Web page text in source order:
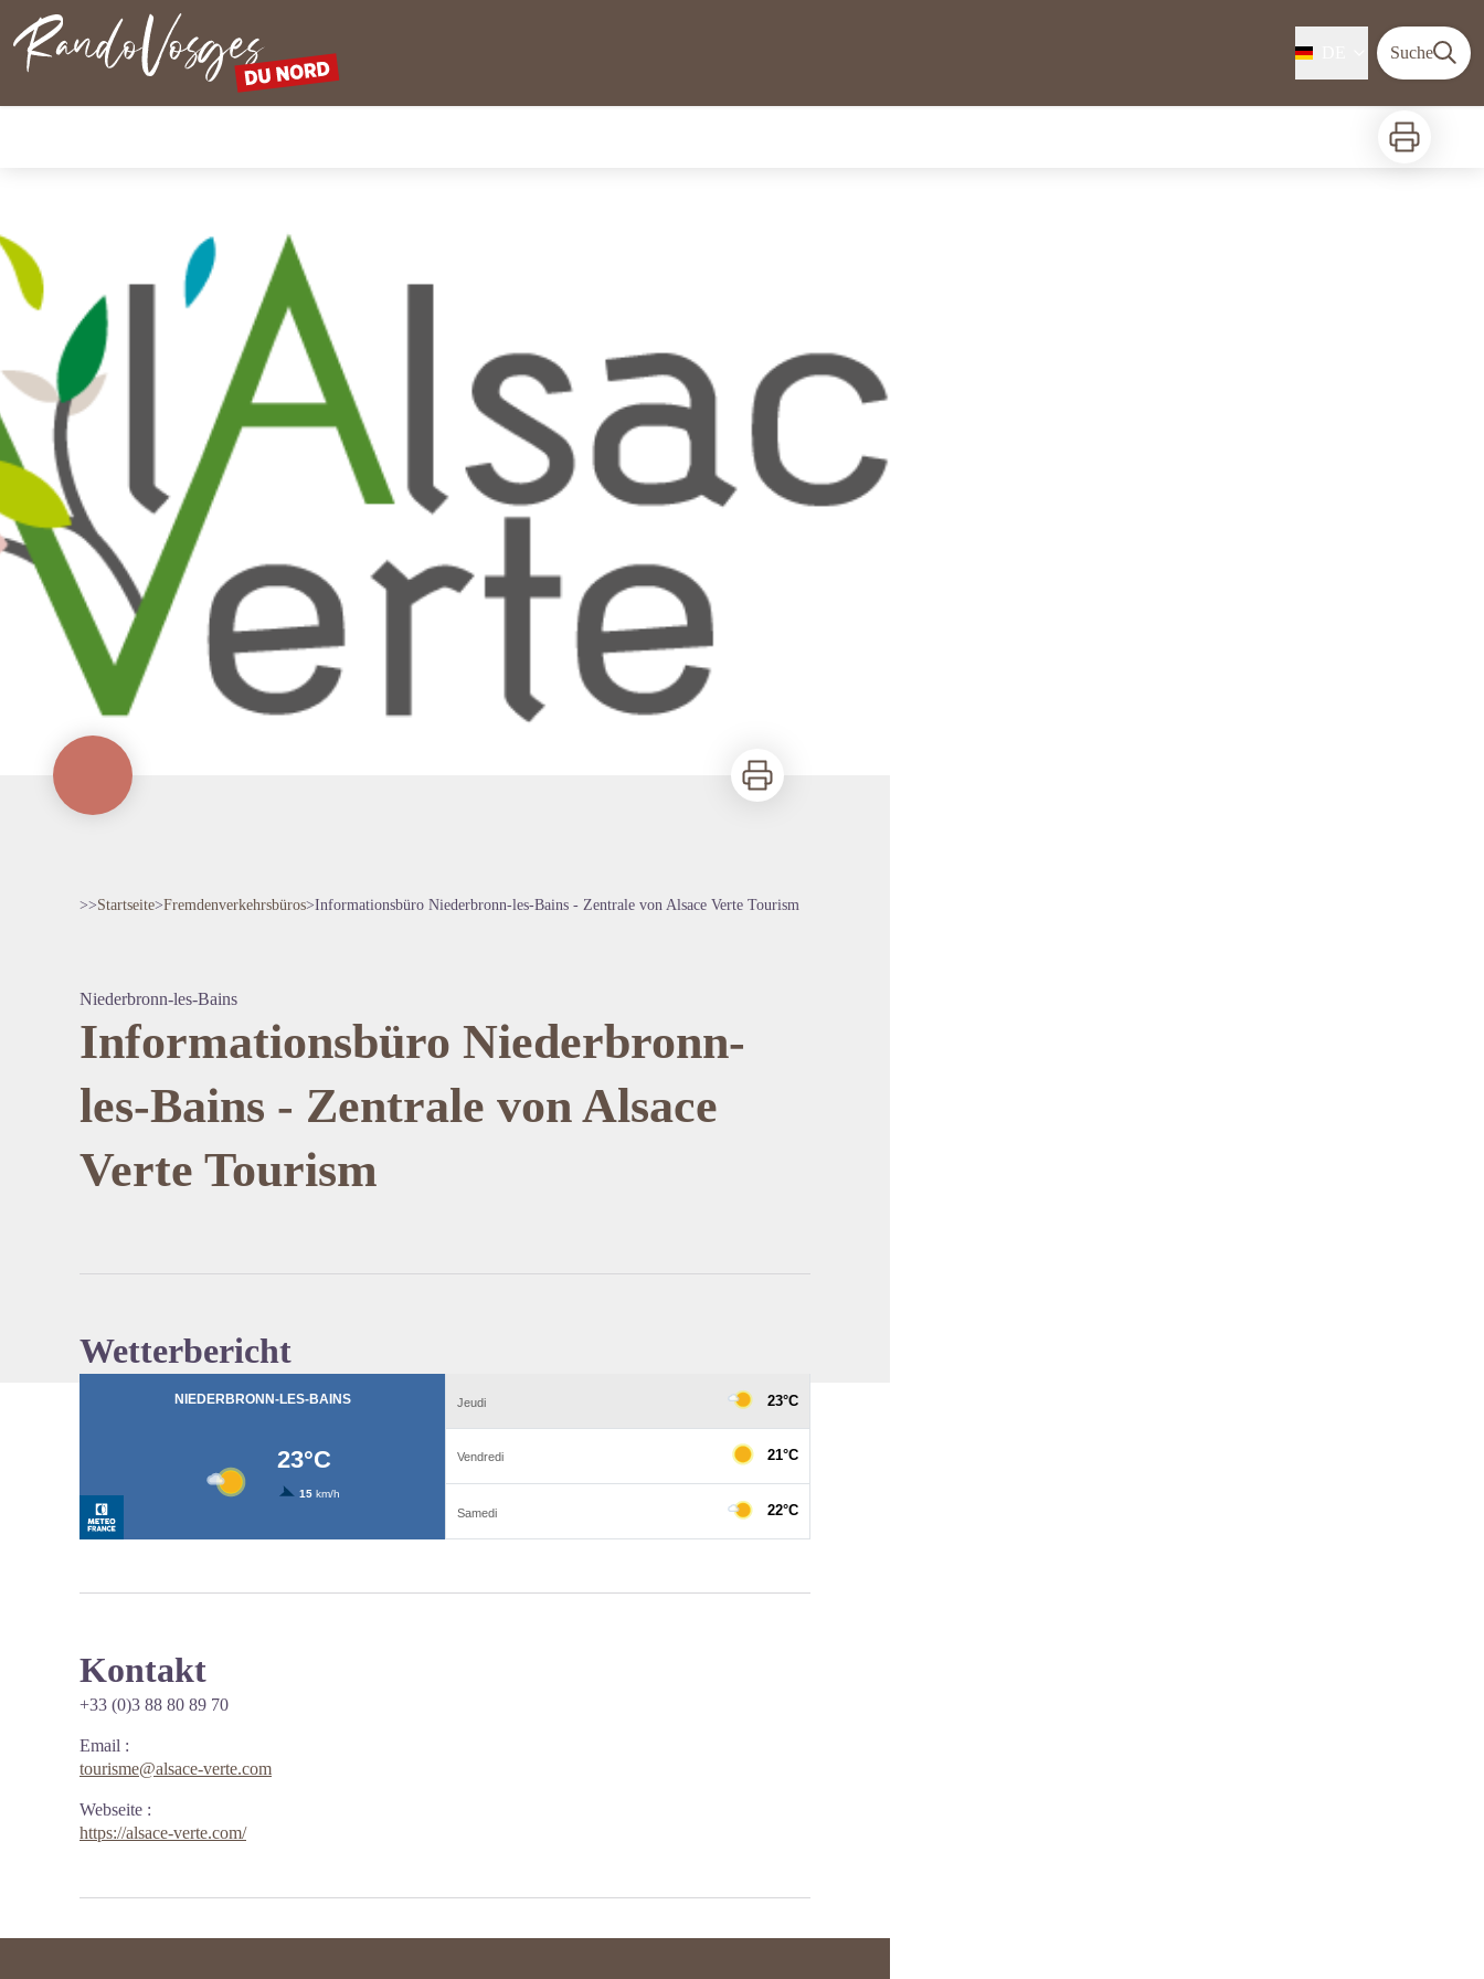
Nordvogesen Suche
Zu drucken
View picture in full screen
Zu drucken
>>Startseite>Fremdenverkehrsbüros>Informationsbüro Niederbronn-les-Bains - Zentrale von Alsace Verte Tourism
Niederbronn-les-Bains
Informationsbüro Niederbronn-
les-Bains - Zentrale von Alsace
Verte Tourism
Wetterbericht
Kontakt
+33 (0)3 88 80 89 70
Email :
tourisme@alsace-verte.com
Webseite :
https://alsace-verte.com/